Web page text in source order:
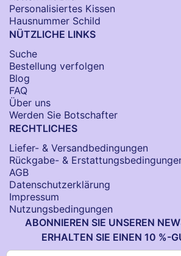
Personalisiertes Kissen
Hausnummer Schild
NÜTZLICHE LINKS
Suche
Bestellung verfolgen
Blog
FAQ
Über uns
Werden Sie Botschafter
RECHTLICHES
Liefer- & Versandbedingungen
Rückgabe- &
AGB
Datenschutzerklärung
Impressum
Nutzungsbedingungen
ABONNIEREN SIE UNSEREN
ERHALTEN SIE EINEN 10 %-